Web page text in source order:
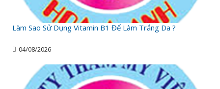
Làm Sao Sử Dụng Vitamin B1 Để Làm Trắng Da ?
04/08/2026